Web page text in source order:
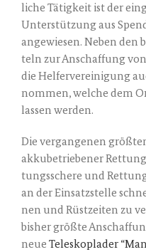
li­che Tätig­keit ist der
Unter­stüt­zung aus
ange­wie­sen. Neben
teln zur Anschaf­fung
die Hel­fer­ver­ei­ni­gung
nom­men, wel­che dem
las­sen werden.
Die ver­gan­ge­nen
akku­be­trie­be­ner
tungs­sche­re und
an der Ein­satz­stel­le
nen und Rüst­zei­ten zu
bis­her größ­te
neue Tele­s­kop­la­der